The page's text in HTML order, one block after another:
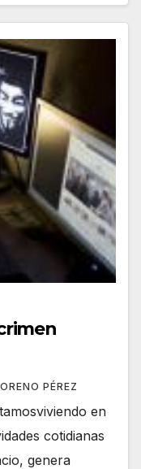
PÉREZ
en
cotidianas
genera